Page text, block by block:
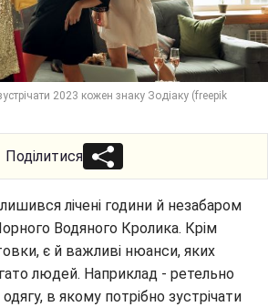
2023 кожен знаку Зодіаку (freepik
Поділитися
лічені години й незабаром
Водяного Кролика. Крім
є й важливі нюанси, яких
людей. Наприклад - ретельно
одягу, в якому потрібно зустрічати